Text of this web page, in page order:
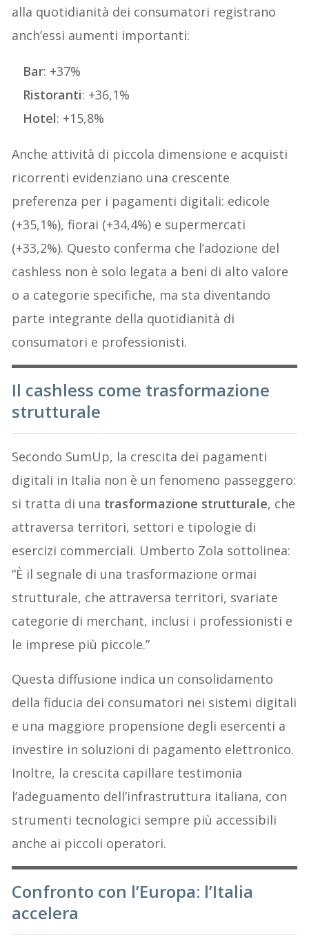
alla quotidianità dei consumatori registrano
anch’essi aumenti importanti:
Bar: +37%
Ristoranti: +36,1%
Hotel: +15,8%
Anche attività di piccola dimensione e acquisti
ricorrenti evidenziano una crescente
preferenza per i pagamenti digitali: edicole
(+35,1%), fiorai (+34,4%) e supermercati
(+33,2%). Questo conferma che l’adozione del
cashless non è solo legata a beni di alto valore
o a categorie specifiche, ma sta diventando
parte integrante della quotidianità di
consumatori e professionisti.
Il cashless come trasformazione
strutturale
Secondo SumUp, la crescita dei pagamenti
digitali in Italia non è un fenomeno passeggero:
si tratta di una trasformazione strutturale, che
attraversa territori, settori e tipologie di
esercizi commerciali. Umberto Zola sottolinea:
“È il segnale di una trasformazione ormai
strutturale, che attraversa territori, svariate
categorie di merchant, inclusi i professionisti e
le imprese più piccole.”
Questa diffusione indica un consolidamento
della fiducia dei consumatori nei sistemi digitali
e una maggiore propensione degli esercenti a
investire in soluzioni di pagamento elettronico.
Inoltre, la crescita capillare testimonia
l’adeguamento dell’infrastruttura italiana, con
strumenti tecnologici sempre più accessibili
anche ai piccoli operatori.
Confronto con l’Europa: l’Italia
accelera